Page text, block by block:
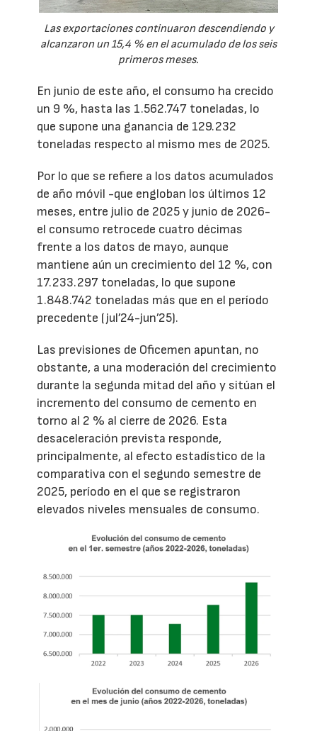
Las exportaciones continuaron descendiendo y
alcanzaron un 15,4 % en el acumulado de los seis
primeros meses.
En junio de este año, el consumo ha crecido
un 9 %, hasta las 1.562.747 toneladas, lo
que supone una ganancia de 129.232
toneladas respecto al mismo mes de 2025.
Por lo que se refiere a los datos acumulados
de año móvil -que engloban los últimos 12
meses, entre julio de 2025 y junio de 2026-
el consumo retrocede cuatro décimas
frente a los datos de mayo, aunque
mantiene aún un crecimiento del 12 %, con
17.233.297 toneladas, lo que supone
1.848.742 toneladas más que en el período
precedente (jul’24-jun’25).
Las previsiones de Oficemen apuntan, no
obstante, a una moderación del crecimiento
durante la segunda mitad del año y sitúan el
incremento del consumo de cemento en
torno al 2 % al cierre de 2026. Esta
desaceleración prevista responde,
principalmente, al efecto estadístico de la
comparativa con el segundo semestre de
2025, período en el que se registraron
elevados niveles mensuales de consumo.